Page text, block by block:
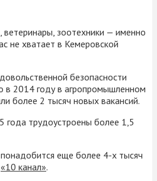
зоотехники — именно
не хватает в Кемеровской
безопасности
в 2014 году в агропромышленном
более 2 тысяч новых вакансий.
года трудоустроены более 1,5
еще более 4-х тысяч
«10 канал».